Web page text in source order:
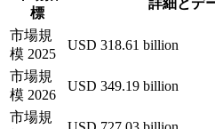
標
詳細とデ
市場規
模 2025
USD 318.61 billion
市場規
模 2026
USD 349.19 billion
市場規